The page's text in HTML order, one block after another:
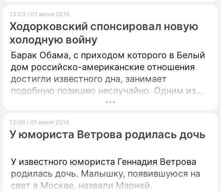
представитель республики при президенте
России Георгий Мурадов, доказывают
полную несостоятельность попыток Киева
организовать блокаду региона.
13:03 / 01 июня 2016
Ходорковский спонсировал новую
холодную войну
Барак Обама, с приходом которого в Белый
дом российско-американские отношения
достигли известного дна, занимает
подобную позицию неслучайно. Одним из
спонсоров первого чернокожего президента
выступал соавтором, являлся бывший глава
ЮКОСа, глава оппозиционной "Открытой
13:06 / 01 июня 2016
У юмориста Ветрова родилась дочь
У известного юмориста Геннадия Ветрова
родилась дочь. Малышку, появившуюся на
свет в Москве, назвали Марией.